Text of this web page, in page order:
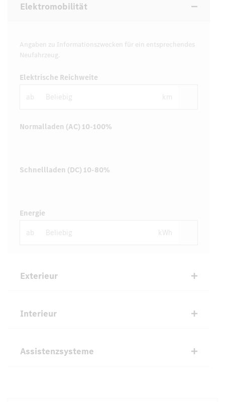
Elektromobilität
Angaben zu Informationszwecken für ein entsprechendes
Neufahrzeug.
Elektrische Reichweite
ab km
Normalladen (AC) 10-100%
Schnellladen (DC) 10-80%
Energie
ab kWh
Exterieur
Interieur
Assistenzsysteme